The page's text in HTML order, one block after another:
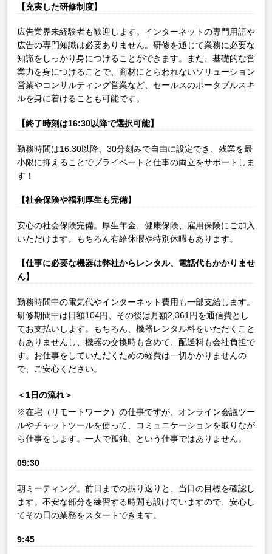
【充実した研修制度】
広告業界未経験者も歓迎します。インターネットの専門用語や
広告の専門知識は必要ありません。研修を通じて業務に必要な
知識をしっかり身につけることができます。また、基礎的な営
業力を身につけることで、商材にとらわれないソリューション
営業やコンサルティング営業など、セールスのポータブルスキ
ルを身に着けることも可能です。
【終了時刻は16:30以降で選択可能】
勤務時間は16:30以降、30分刻みで自由に設定でき、残業を最
小限に抑えることでプライベートと仕事の両立をサポートしま
す！
【社会保険や福利厚生も完備】
安心の社会保険完備。厚生年金、健康保険、雇用保険にご加入
いただけます。もちろん有給休暇や特別休暇もあります。
【仕事に必要な機器は弊社からレンタル、電話代もかかりませ
ん】
勤務時間中の電気代やインターネット費用も一部支給します。
研修期間中は日額104円、その後は月額2,361円を通信費とし
てお支払いします。もちろん、機器レンタル料をいただくこと
もありませんし、機器の交換時も含めて、配送料も会社負担で
す。お仕事をしていただくための経費は一切かかりませんの
で、ご安心ください。
＜1日の流れ＞
※在宅（リモートワーク）の仕事ですが、オンライン会議ツー
ルやチャットツールを使って、コミュニケーションを取りなが
ら仕事をします。一人で孤独、という仕事ではありません。
09:30
朝ミーティング。前日までの振り返りと、当日の目標を確認し
ます。不安な部分を練習する時間も設けていますので、安心し
てその日の業務をスタートできます。
9:45